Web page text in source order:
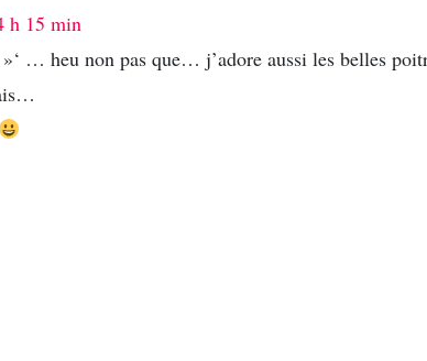
h 15 min
… heu non pas que… j’adore aussi les belles